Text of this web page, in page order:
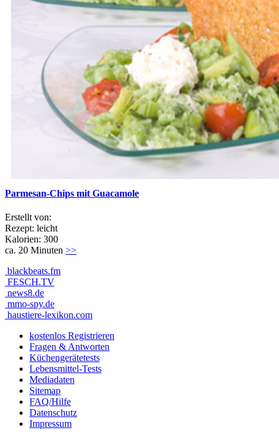
Parmesan-Chips mit Guacamole
Erstellt von:
Rezept: leicht
Kalorien: 300
ca. 20 Minuten >>
blackbeats.fm
FESCH.TV
news8.de
mmo-spy.de
haustiere-lexikon.com
kostenlos Registrieren
Fragen & Antworten
Küchengerätetests
Lebensmittel-Tests
Mediadaten
Sitemap
FAQ/Hilfe
Datenschutz
Impressum